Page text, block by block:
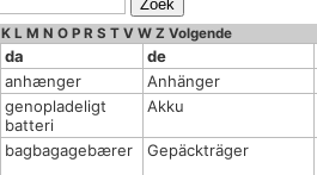
K L M N O P R S T V W Z Volgende
da
de
anhænger
Anhänger
genopladeligt
batteri
Akku
bagbagagebærer Gepäckträger